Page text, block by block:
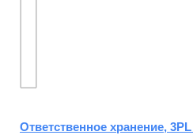
Ответственное хранение,